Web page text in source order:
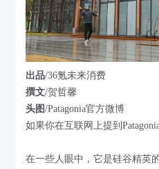
出品/36氪未来消费
撰文/贺哲馨
头图/Patagonia官方微博
如果你在互联网上提到
在一些人眼中，它是硅谷精英